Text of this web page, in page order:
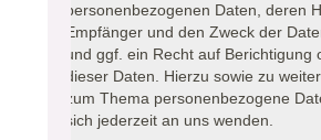
personenbezogenen Daten, deren
Empfänger und den Zweck der
und ggf. ein Recht auf Berichtigung
dieser Daten. Hierzu sowie zu
zum Thema personenbezogene
sich jederzeit an uns wenden.